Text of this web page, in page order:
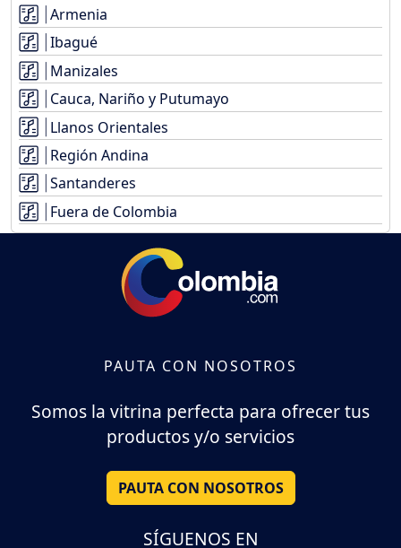
Armenia
Ibagué
Manizales
Cauca, Nariño y Putumayo
Llanos Orientales
Región Andina
Santanderes
Fuera de Colombia
PAUTA CON NOSOTROS
Somos la vitrina perfecta para ofrecer tus
productos y/o servicios
PAUTA CON NOSOTROS
SÍGUENOS EN